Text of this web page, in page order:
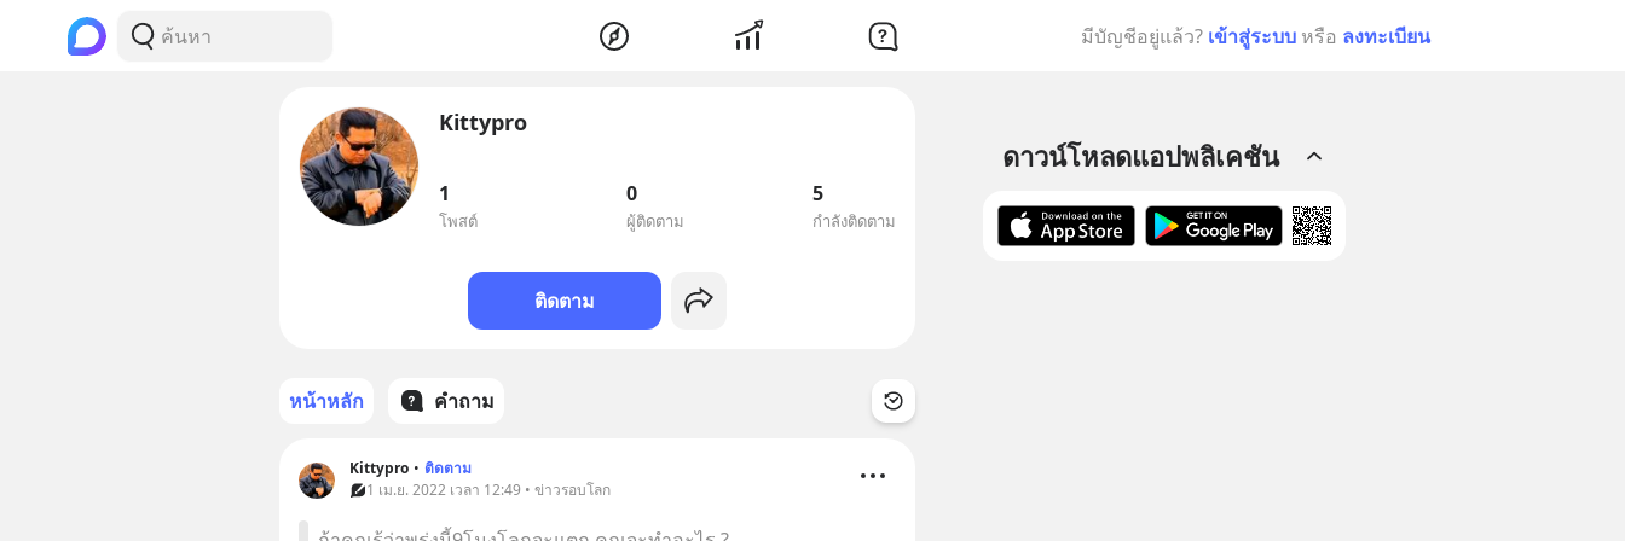
มีบัญชีอยู่แล้ว? เข้าสู่ระบบ หรือ ลงทะเบียน
Kittypro
1
โพสต์
0
ผู้ติดตาม
5
กำลังติดตาม
ติดตาม
หน้าหลัก คำถาม
Kittypro • ติดตาม
1 เม.ย. 2022 เวลา 12:49 • ข่าวรอบโลก
ดาวน์โหลดแอปพลิเคชัน